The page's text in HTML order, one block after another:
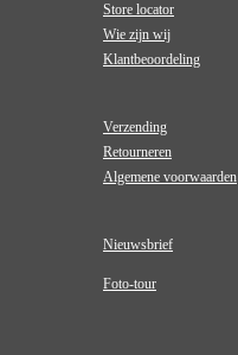
Store locator
Wie zijn wij
Klantbeoordeling
Verzending
Retourneren
Algemene voorwaarden
Nieuwsbrief
Foto-tour